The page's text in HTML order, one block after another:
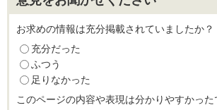
お求めの情報は充分掲載されていましたか？
充分だった
ふつう
足りなかった
このページの内容や表現は分かりやすかった